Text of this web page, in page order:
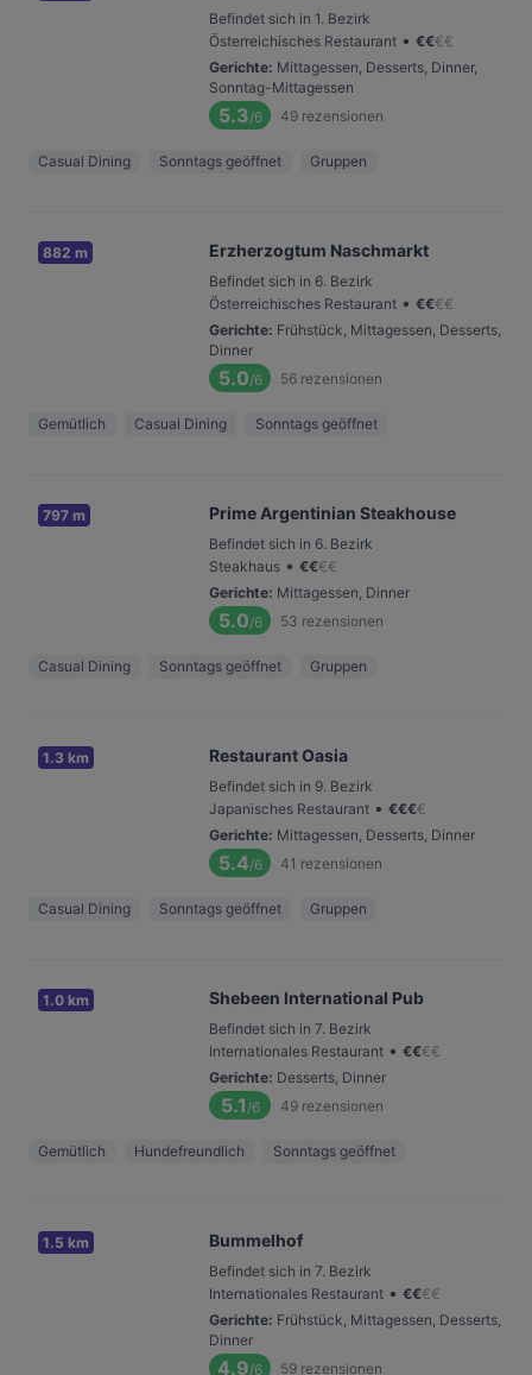
Befindet sich in 1. Bezirk
Österreichisches Restaurant • €€€€
Gerichte: Mittagessen, Desserts, Dinner,
Sonntag-Mittagessen
5.3/6 49 rezensionen
Casual Dining Sonntags geöffnet Gruppen
882 m Erzherzogtum Naschmarkt
Befindet sich in 6. Bezirk
Österreichisches Restaurant • €€€€
Gerichte: Frühstück, Mittagessen, Desserts,
Dinner
5.0/6 56 rezensionen
Gemütlich Casual Dining Sonntags geöffnet
797 m Prime Argentinian Steakhouse
Befindet sich in 6. Bezirk
Steakhaus • €€€€
Gerichte: Mittagessen, Dinner
5.0/6 53 rezensionen
Casual Dining Sonntags geöffnet Gruppen
1.3 km Restaurant Oasia
Befindet sich in 9. Bezirk
Japanisches Restaurant • €€€€
Gerichte: Mittagessen, Desserts, Dinner
5.4/6 41 rezensionen
Casual Dining Sonntags geöffnet Gruppen
1.0 km Shebeen International Pub
Befindet sich in 7. Bezirk
Internationales Restaurant • €€€€
Gerichte: Desserts, Dinner
5.1 /6 49 rezensionen
Gemütlich Hundefreundlich Sonntags geöffnet
1.5 km Bummelhof
Befindet sich in 7. Bezirk
Internationales Restaurant • €€€€
Gerichte: Frühstück, Mittagessen, Desserts,
Dinner
4.9/6 59 rezensionen